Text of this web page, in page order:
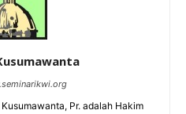
Kusumawanta, Pr. adalah Hakim